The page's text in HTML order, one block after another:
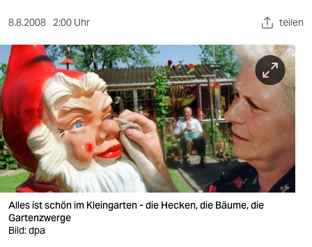
kultur
sport
berlin
nord
wahrheit
verlag
verlag
veranstaltungen
8.8.2008 2:00 Uhr teilen
Alles ist schön im Kleingarten - die Hecken, die Bäume, die
Gartenzwerge
Bild: dpa